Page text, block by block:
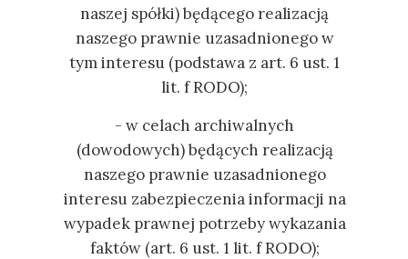
naszej spółki) będącego realizacją
naszego prawnie uzasadnionego w
tym interesu (podstawa z art. 6 ust. 1
lit. f RODO);
- w celach archiwalnych
(dowodowych) będących realizacją
naszego prawnie uzasadnionego
interesu zabezpieczenia informacji na
wypadek prawnej potrzeby wykazania
faktów (art. 6 ust. 1 lit. f RODO);